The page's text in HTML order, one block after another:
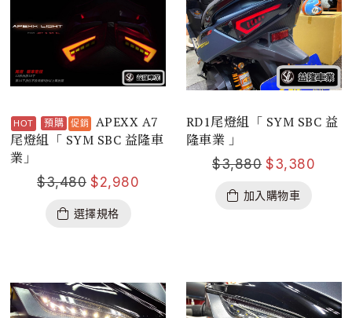
預購
APEXX A7
尾燈組「 SYM SBC 益隆車
業」
$3,480 $2,980
選擇規格
RD1尾燈組「 SYM SBC 益
隆車業 」
$3,880 $3,380
加入購物車